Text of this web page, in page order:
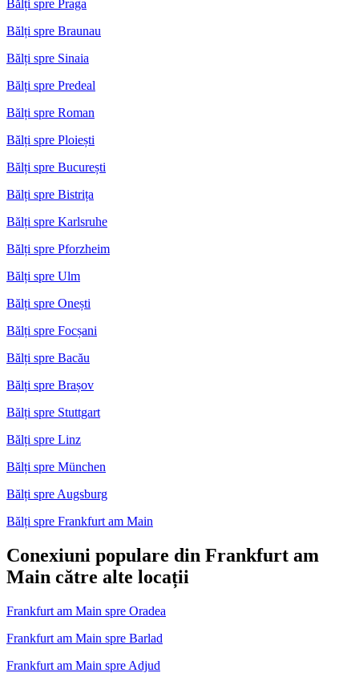
Bălți spre Praga
Bălți spre Braunau
Bălți spre Sinaia
Bălți spre Predeal
Bălți spre Roman
Bălți spre Ploiești
Bălți spre București
Bălți spre Bistrița
Bălți spre Karlsruhe
Bălți spre Pforzheim
Bălți spre Ulm
Bălți spre Onești
Bălți spre Focșani
Bălți spre Bacău
Bălți spre Brașov
Bălți spre Stuttgart
Bălți spre Linz
Bălți spre München
Bălți spre Augsburg
Bălți spre Frankfurt am Main
Conexiuni populare din Frankfurt am
Main către alte locații
Frankfurt am Main spre Oradea
Frankfurt am Main spre Barlad
Frankfurt am Main spre Adjud